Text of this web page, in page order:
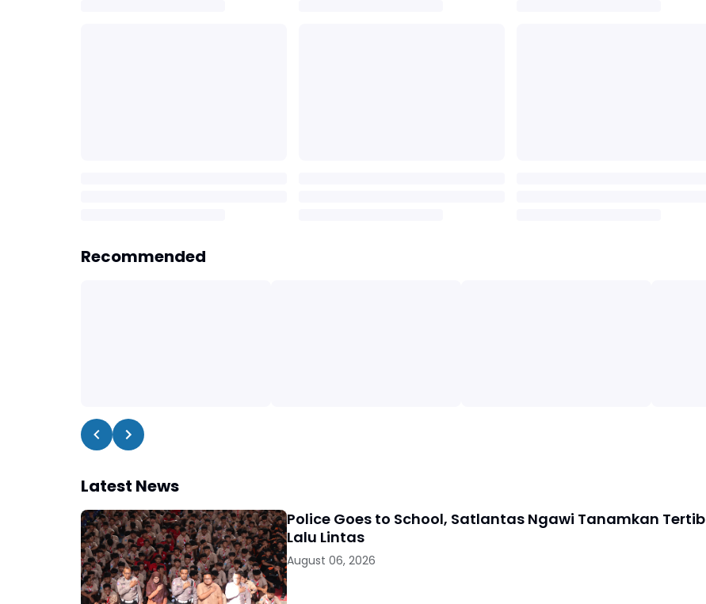
Recommended
Latest News
Police Goes to School, Satlantas Ngawi Tanamkan Tertib
Lalu Lintas
August 06, 2026